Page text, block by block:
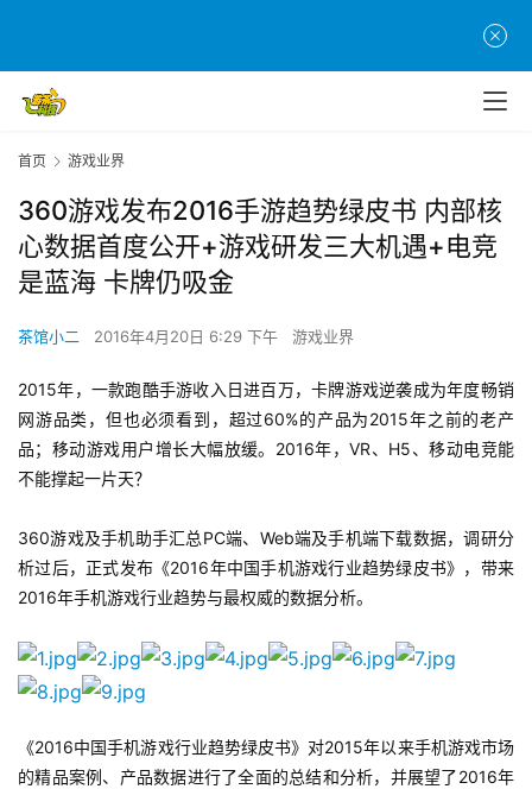
首
页
茶
原
创
戏
业
界
手
机
戏
首页 游戏业界
360游戏发布2016手游趋势绿皮书 内部核
心数据首度公开+游戏研发三大机遇+电竞
是蓝海 卡牌仍吸金
茶馆小二 2016年4月20日 6:29 下午 游戏业界
2015年，一款跑酷手游收入日进百万，卡牌游戏逆袭成为年度畅销
网游品类，但也必须看到，超过60%的产品为2015年之前的老产
品；移动游戏用户增长大幅放缓。2016年，VR、H5、移动电竞能
不能撑起一片天？
360游戏及手机助手汇总PC端、Web端及手机端下载数据，调研分
析过后，正式发布《2016年中国手机游戏行业趋势绿皮书》，带来
2016年手机游戏行业趋势与最权威的数据分析。
《2016中国手机游戏行业趋势绿皮书》对2015年以来手机游戏市场
的精品案例、产品数据进行了全面的总结和分析，并展望了2016年